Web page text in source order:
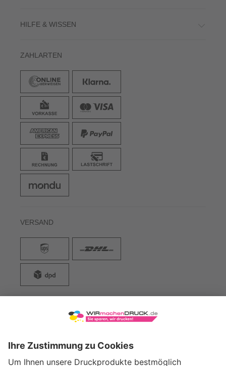
HILFE & WISSEN
ZAHLARTEN
VERSAND
WIRmachenDRUCK GmbH
71522 Backnang
Tel.: +49 (0) 711 995 982 - 20